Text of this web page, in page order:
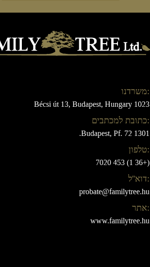
:משרדנו
Bécsi út 13, Budapest, Hungary 1023
:כתובת למכתבים
1301 Budapest, Pf. 72.
:טלפון
(+36 1) 453 7020
:דוא''ל
probate@familytree.hu
:אתר
www.familytree.hu